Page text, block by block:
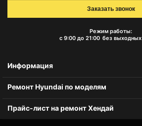
Режим работы:
с 9:00 до 21:00 без выходных
Заказать звонок
Информация
Ремонт Hyundai по моделям
Прайс-лист на ремонт Хендай